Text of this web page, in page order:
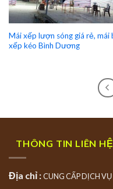
Mái xếp lượn sóng giá rẻ, mái
xếp kéo Bình Dương
THÔNG TIN LIÊN HỆ
Địa chỉ :CUNG CẤP DỊCH